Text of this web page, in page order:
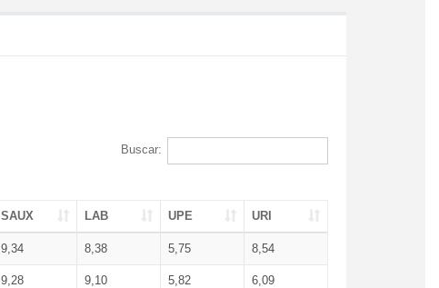
Buscar:
SAUX LAB UPE URI
9,34 8,38 5,75 8,54
9,28 9,10 5,82 6,09